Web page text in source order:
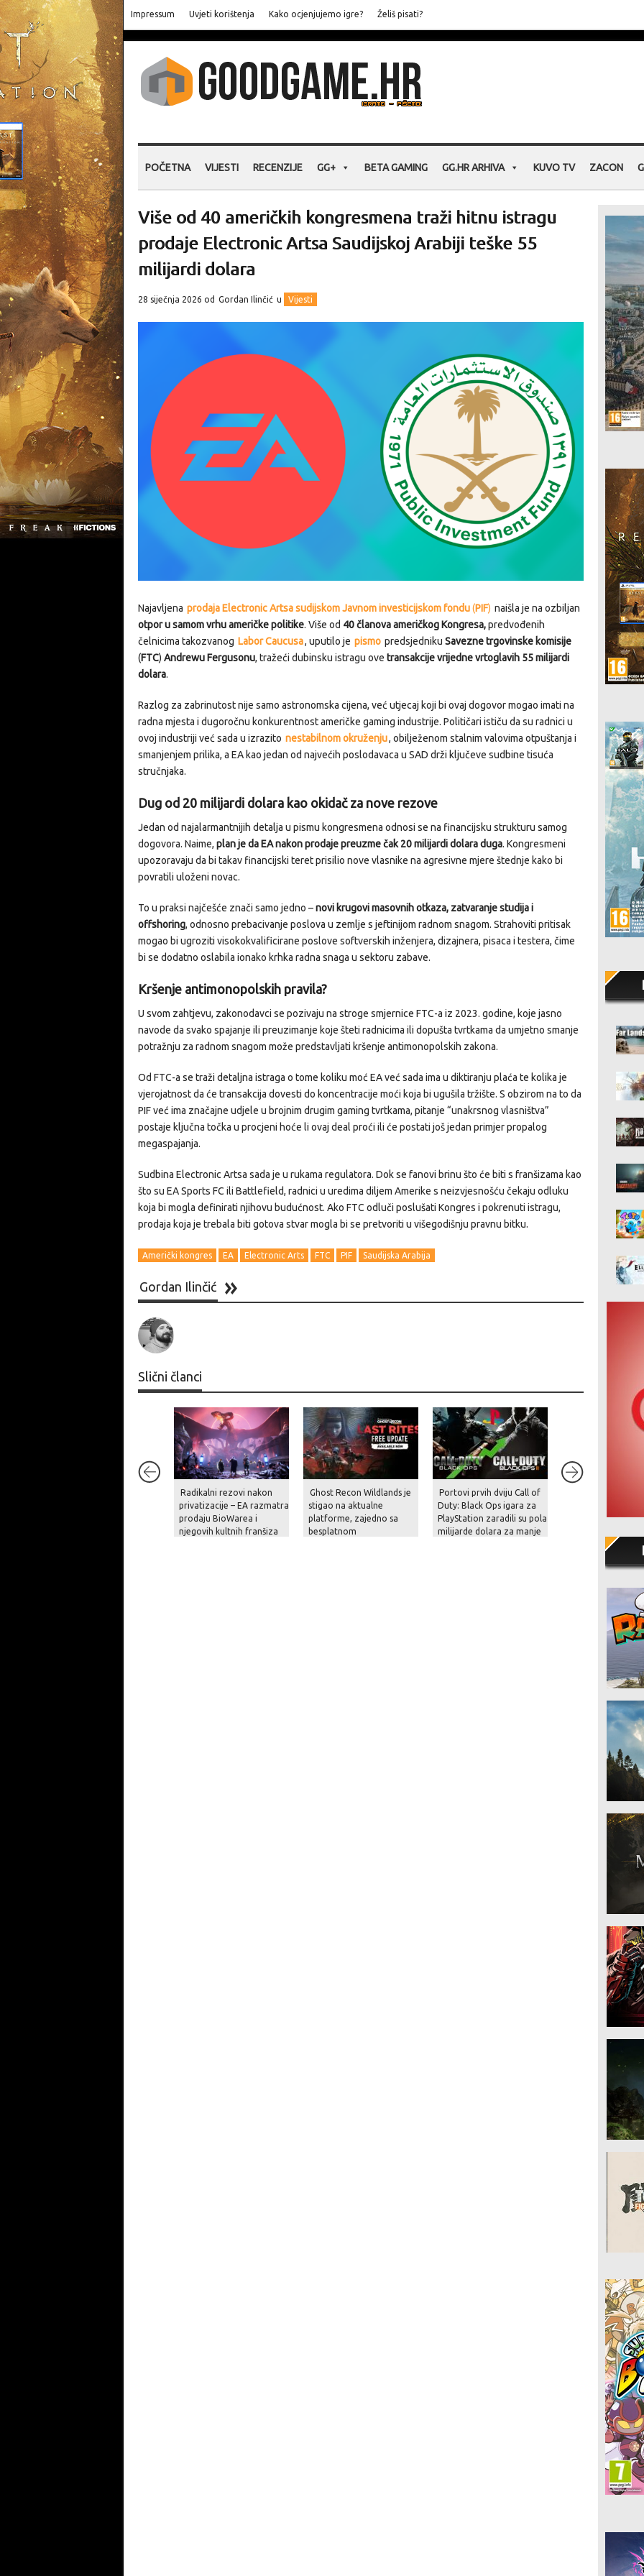
Impressum Uvjeti korištenja Kako ocjenjujemo igre? Želiš pisati?
POČETNA VIJESTI RECENZIJE GG+ BETA GAMING GG.HR ARHIVA KUVO TV ZACON
Više od 40 američkih kongresmena traži hitnu istragu
prodaje Electronic Artsa Saudijskoj Arabiji teške 55
milijardi dolara
28 siječnja 2026 od Gordan Ilinčić u Vijesti
Najavljena prodaja Electronic Artsa sudijskom Javnom investicijskom fondu(PIF) naišla je na ozbiljan
otpor u samom vrhu američke politike. Više od 40 članova američkog Kongresa,predvođenih
čelnicima takozvanog Labor Caucusa, uputilo je pismo predsjedniku Savezne trgovinske komisije
(FTC) Andrewu Fergusonu, tražeći dubinsku istragu ove transakcije vrijedne vrtoglavih 55 milijardi
dolara.
Razlog za zabrinutost nije samo astronomska cijena, već utjecaj koji bi ovaj dogovor mogao imati na
radna mjesta i dugoročnu konkurentnost američke gaming industrije. Političari ističu da su radnici u
ovoj industriji već sada u izrazito nestabilnom okruženju, obilježenom stalnim valovima otpuštanja i
smanjenjem prilika, a EA kao jedan od najvećih poslodavaca u SAD drži ključeve sudbine tisuća
stručnjaka.
Dug od 20 milijardi dolara kao okidač za nove rezove
Jedan od najalarmantnijih detalja u pismu kongresmena odnosi se na financijsku strukturu samog
dogovora. Naime, plan je da EA nakon prodaje preuzme čak 20 milijardi dolara duga. Kongresmeni
upozoravaju da bi takav financijski teret prisilio nove vlasnike na agresivne mjere štednje kako bi
povratili uloženi novac.
To u praksi najčešće znači samo jedno –novi krugovi masovnih otkaza, zatvaranje studija i
offshoring, odnosno prebacivanje poslova u zemlje s jeftinijom radnom snagom. Strahoviti pritisak
mogao bi ugroziti visokokvalificirane poslove softverskih inženjera, dizajnera, pisaca i testera, čime
bi se dodatno oslabila ionako krhka radna snaga u sektoru zabave.
Kršenje antimonopolskih pravila?
U svom zahtjevu, zakonodavci se pozivaju na stroge smjernice FTC-a iz 2023. godine, koje jasno
navode da svako spajanje ili preuzimanje koje šteti radnicima ili dopušta tvrtkama da umjetno smanje
potražnju za radnom snagom može predstavljati kršenje antimonopolskih zakona.
Od FTC-a se traži detaljna istraga o tome koliku moć EA već sada ima u diktiranju plaća te kolika je
vjerojatnost da će transakcija dovesti do koncentracije moći koja bi ugušila tržište. S obzirom na to da
PIF već ima značajne udjele u brojnim drugim gaming tvrtkama, pitanje “unakrsnog vlasništva”
postaje ključna točka u procjeni hoće li ovaj deal proći ili će postati još jedan primjer propalog
megaspajanja.
Sudbina Electronic Artsa sada je u rukama regulatora. Dok se fanovi brinu što će biti s franšizama kao
što su EA Sports FC ili Battlefield, radnici u uredima diljem Amerike s neizvjesnošću čekaju odluku
koja bi mogla definirati njihovu budućnost. Ako FTC odluči poslušati Kongres i pokrenuti istragu,
prodaja koja je trebala biti gotova stvar mogla bi se pretvoriti u višegodišnju pravnu bitku.
Američki kongres EA Electronic Arts FTC PIF Saudijska Arabija
Gordan Ilinčić
Slični članci
Radikalni rezovi nakon
privatizacije – EA razmatra
prodaju BioWarea i
njegovih kultnih franšiza
Ghost Recon Wildlands je
stigao na aktualne
platforme, zajedno sa
besplatnom
Portovi prvih dviju Call of
Duty: Black Ops igara za
PlayStation zaradili su pola
milijarde dolara za manje
prikaz za GTA VI
na Netflixu!